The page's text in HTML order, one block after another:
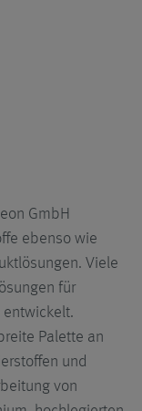
GmbH
ebenso wie
Viele
für
entwickelt.
Palette an
und
von